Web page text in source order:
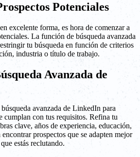
Potenciales
excelente forma, es hora de comenzar a
La función de búsqueda avanzada
tu búsqueda en función de criterios
industria o título de trabajo.
Avanzada de
avanzada de LinkedIn para
cumplan con tus requisitos. Refina tu
clave, años de experiencia, educación,
prospectos que se adapten mejor
estás reclutando.